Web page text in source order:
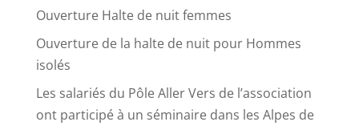
Ouverture Halte de nuit femmes
Ouverture de la halte de nuit pour Hommes
isolés
Les salariés du Pôle Aller Vers de l’association
ont participé à un séminaire dans les Alpes de